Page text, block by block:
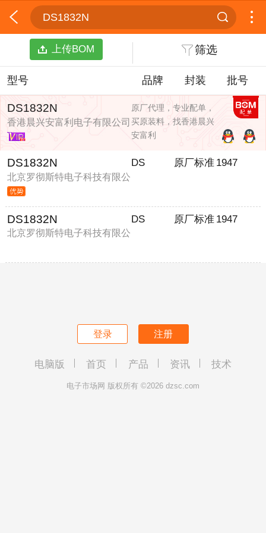
DS1832N
上传BOM 筛选
型号 品牌 封装 批号
DS1832N
香港晨兴安富利电子有限公司
原厂代理，专业配单，
买原装料，找香港晨兴
安富利
DS1832N
北京罗彻斯特电子科技有限公
司
DS 原厂标准 1947
DS1832N
北京罗彻斯特电子科技有限公
DS 原厂标准 1947
登录 注册
电脑版 首页 产品 资讯 技术
电子市场网 版权所有 ©2026 dzsc.com